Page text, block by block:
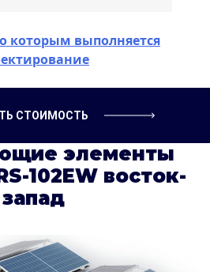
которым выполняется
СТОИМОСТЬ
элементы
102EW восток-
запад